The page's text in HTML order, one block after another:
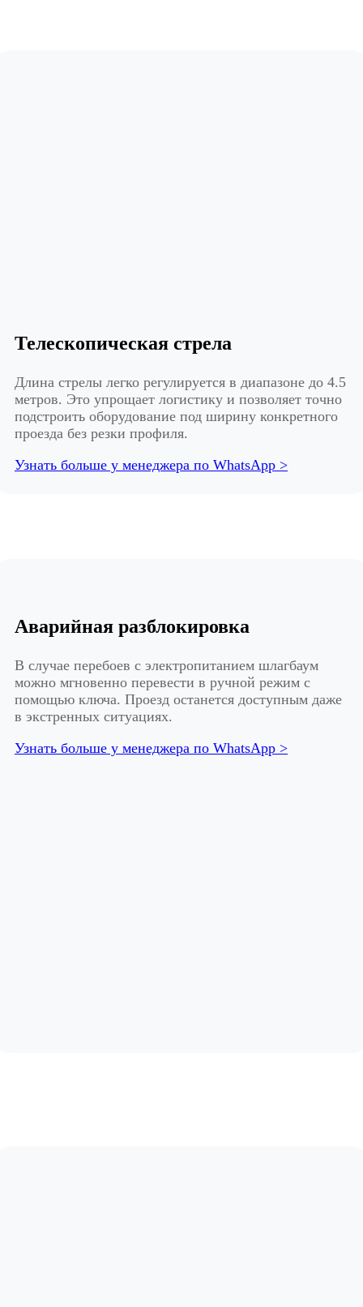
Телескопическая стрела
Длина стрелы легко регулируется в диапазоне до 4.5
метров. Это упрощает логистику и позволяет точно
подстроить оборудование под ширину конкретного
проезда без резки профиля.
Узнать больше у менеджера по WhatsApp >
Аварийная разблокировка
В случае перебоев с электропитанием шлагбаум
можно мгновенно перевести в ручной режим с
помощью ключа. Проезд останется доступным даже
в экстренных ситуациях.
Узнать больше у менеджера по WhatsApp >